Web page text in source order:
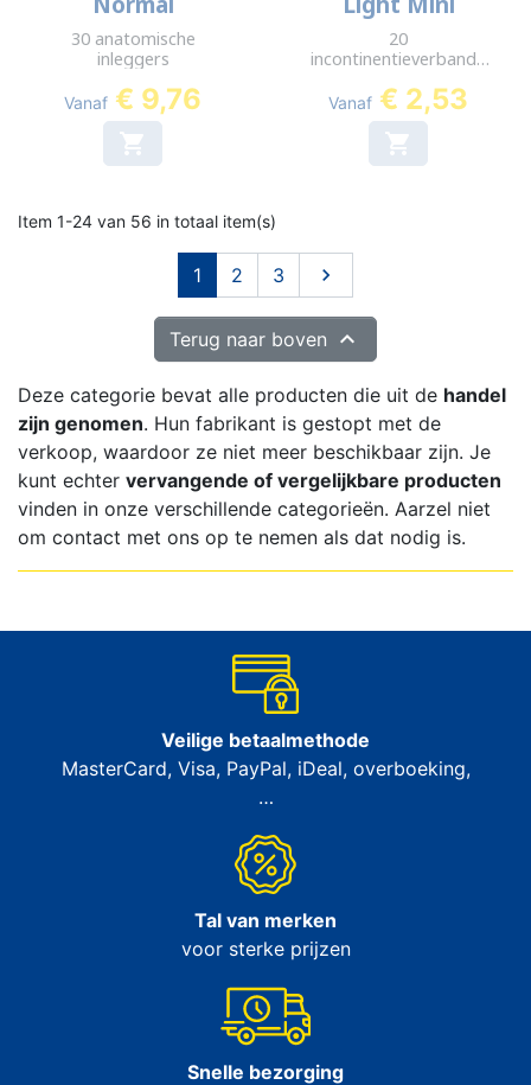
30 anatomische
inleggers
Vanaf € 9,76

20
incontinentieverbande
Vanaf € 2,53

Item 1-24 van 56 in totaal item(s)
1 2 3 Volgende

Terug naar boven 
Deze categorie bevat alle producten die uit de handel
zijn genomen. Hun fabrikant is gestopt met de
verkoop, waardoor ze niet meer beschikbaar zijn. Je
kunt echter vervangende of vergelijkbare producten
vinden in onze verschillende categorieën. Aarzel niet
om contact met ons op te nemen als dat nodig is.
Veilige betaalmethode
MasterCard, Visa, PayPal, iDeal, overboeking,
…
Tal van merken
voor sterke prijzen
Snelle bezorging